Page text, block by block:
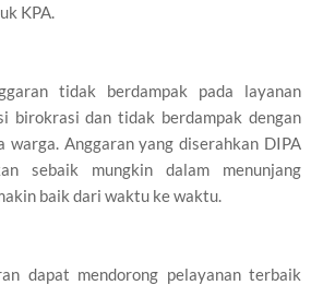
KPA.
tidak berdampak pada layanan
birokrasi dan tidak berdampak dengan
warga. Anggaran yang diserahkan DIPA
sebaik mungkin dalam menunjang
baik dari waktu ke waktu.
dapat mendorong pelayanan terbaik